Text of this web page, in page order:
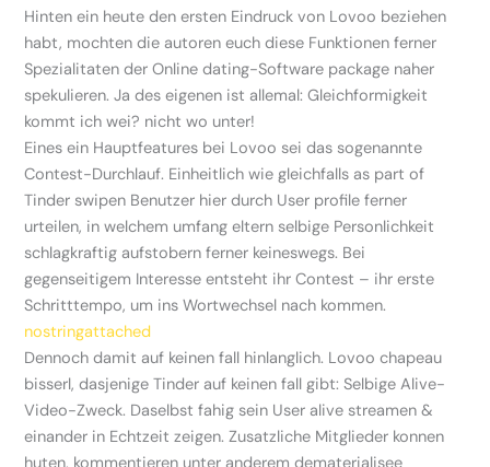
Hinten ein heute den ersten Eindruck von Lovoo beziehen
habt, mochten die autoren euch diese Funktionen ferner
Spezialitaten der Online dating-Software package naher
spekulieren. Ja des eigenen ist allemal: Gleichformigkeit
kommt ich wei? nicht wo unter!
Eines ein Hauptfeatures bei Lovoo sei das sogenannte
Contest-Durchlauf. Einheitlich wie gleichfalls as part of
Tinder swipen Benutzer hier durch User profile ferner
urteilen, in welchem umfang eltern selbige Personlichkeit
schlagkraftig aufstobern ferner keineswegs. Bei
gegenseitigem Interesse entsteht ihr Contest – ihr erste
Schritttempo, um ins Wortwechsel nach kommen.
nostringattached
Dennoch damit auf keinen fall hinlanglich. Lovoo chapeau
bisserl, dasjenige Tinder auf keinen fall gibt: Selbige Alive-
Video-Zweck. Daselbst fahig sein User alive streamen &
einander in Echtzeit zeigen. Zusatzliche Mitglieder konnen